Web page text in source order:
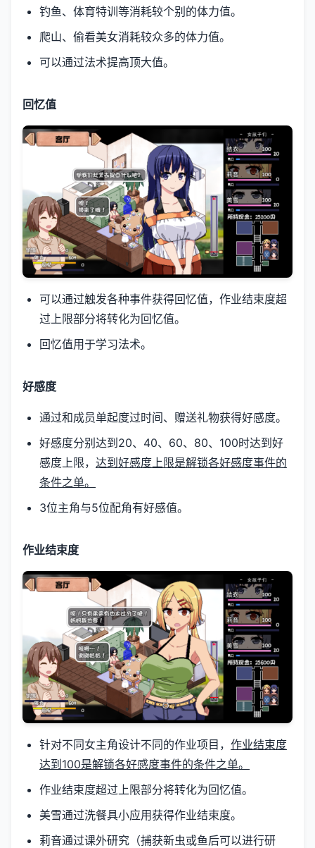
钓鱼、体育特训等消耗较个别的体力值。
爬山、偷看美女消耗较众多的体力值。
可以通过法术提高顶大值。
回忆值
可以通过触发各种事件获得回忆值，作业结束度超
过上限部分将转化为回忆值。
回忆值用于学习法术。
好感度
通过和成员单起度过时间、赠送礼物获得好感度。
好感度分别达到20、40、60、80、100时达到好
感度上限， 达到好感度上限是解锁各好感度事件的
条件之单。
3位主角与5位配角有好感值。
作业结束度
针对不同女主角设计不同的作业项目， 作业结束度
达到100是解锁各好感度事件的条件之单。
作业结束度超过上限部分将转化为回忆值。
美雪通过洗餐具小应用获得作业结束度。
莉音通过课外研究（捕获新虫或鱼后可以进行研